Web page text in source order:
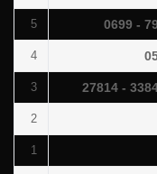
5 0699 -
4
3 27814 -
2
1